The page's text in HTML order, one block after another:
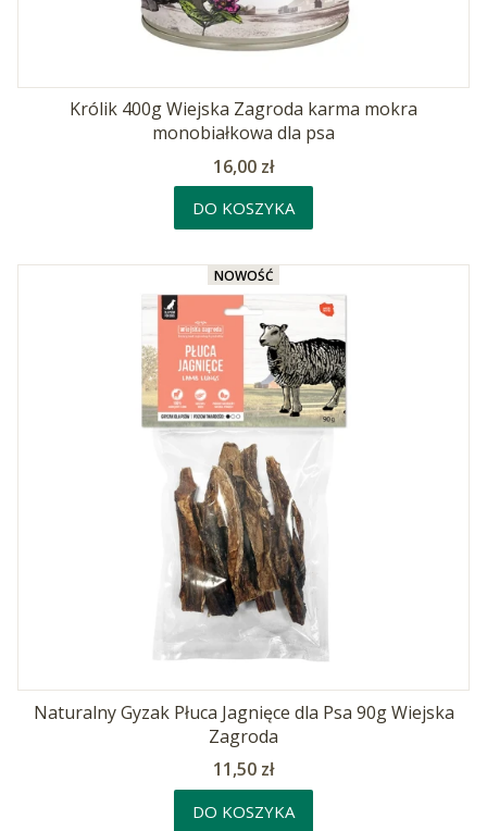
Królik 400g Wiejska Zagroda karma mokra
monobiałkowa dla psa
Cena
16,00 zł
DO KOSZYKA
NOWOŚĆ
Naturalny Gyzak Płuca Jagnięce dla Psa 90g Wiejska
Zagroda
Cena
11,50 zł
DO KOSZYKA